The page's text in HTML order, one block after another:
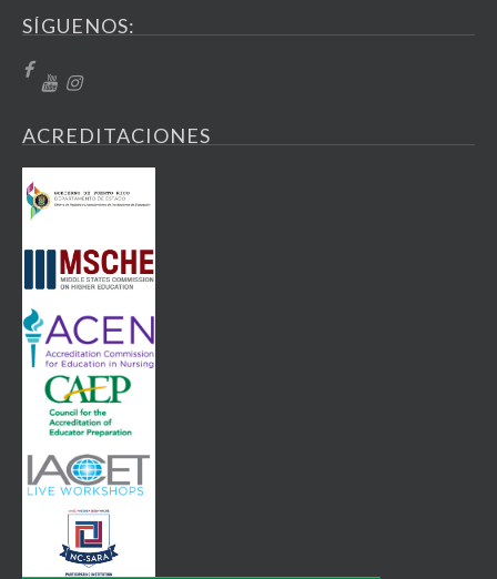
SÍGUENOS:
ACREDITACIONES